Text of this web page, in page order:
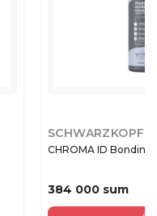
SCHWARZKOPF
CHROMA ID Bonding
384 000 sum